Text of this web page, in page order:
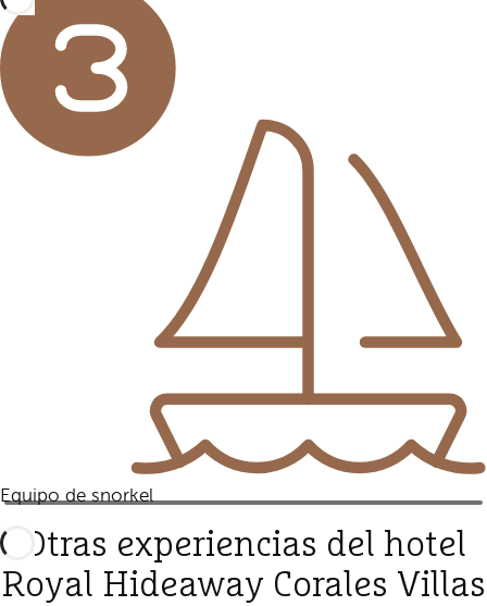
Equipo de snorkel
Otras experiencias del hotel
Royal Hideaway Corales Villas